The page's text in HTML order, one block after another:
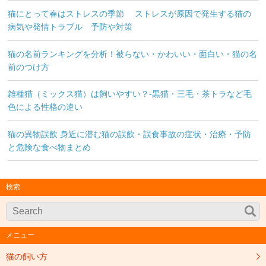
猫にとって春はストレスの季節 ストレスが原因で発生する猫の
病気や発情トラブル 予防や対策
猫の名前ランキングを分析！被らない・かわいい・面白い・猫の名
前のつけ方
雑種猫（ミックス猫）は飼いやすい？-黒猫・三毛・茶トラなど毛
色による性格の違い
猫の異物誤飲 身近に潜む猫の誤飲・誤食事故の症状・治療・予防
と危険な食べ物まとめ
検索
メニュー
猫の飼い方